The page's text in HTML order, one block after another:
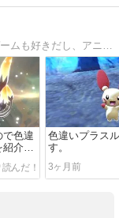
ほぼポケモンのことしか書いてません。ゲームも好きだし、アニメも毎週欠かさず視聴してます！色違いポケモンマニア見習いです。
で色違
紹介し
色違いプラス
す。
3ヶ月前